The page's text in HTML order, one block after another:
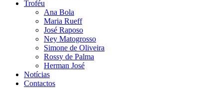
Troféu
Ana Bola
Maria Rueff
José Raposo
Ney Matogrosso
Simone de Oliveira
Rossy de Palma
Herman José
Notícias
Contactos